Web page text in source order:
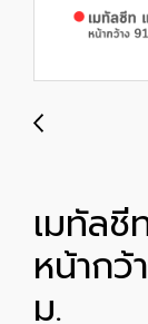
เมทัล
หน้ากว้
ม.